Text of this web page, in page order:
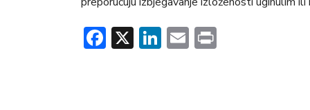
Facebook
X LinkedIn
Email